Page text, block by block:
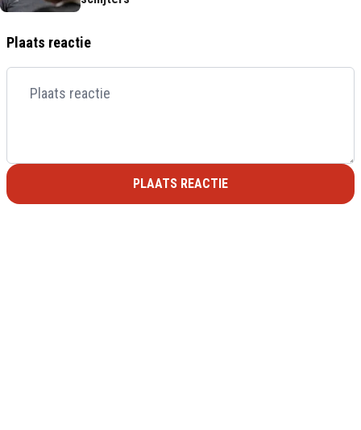
Plaats reactie
PLAATS REACTIE